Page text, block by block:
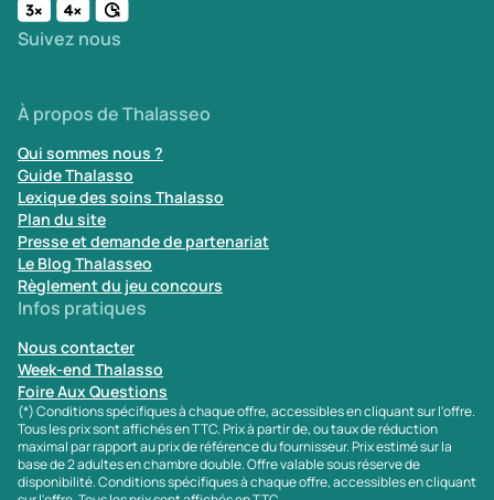
Suivez nous
À propos de Thalasseo
Qui sommes nous ?
Guide Thalasso
Lexique des soins Thalasso
Plan du site
Presse et demande de partenariat
Le Blog Thalasseo
Règlement du jeu concours
Infos pratiques
Nous contacter
Week-end Thalasso
Foire Aux Questions
(*) Conditions spécifiques à chaque offre, accessibles en cliquant sur l'offre.
Tous les prix sont affichés en TTC. Prix à partir de, ou taux de réduction
maximal par rapport au prix de référence du fournisseur. Prix estimé sur la
base de 2 adultes en chambre double. Offre valable sous réserve de
disponibilité. Conditions spécifiques à chaque offre, accessibles en cliquant